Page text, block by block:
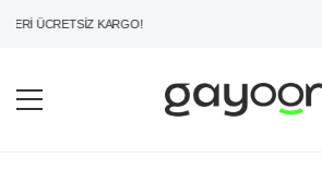
ÜCRETSİZ KARGO!